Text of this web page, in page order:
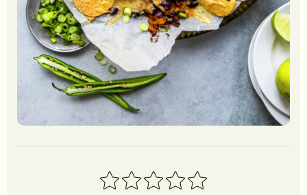
1
stjerner
2
stjerner
3
stjerner
4
stjerner
5
stjerner